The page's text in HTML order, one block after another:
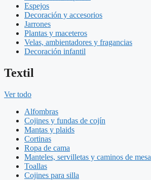
Espejos
Decoración y accesorios
Jarrones
Plantas y maceteros
Velas, ambientadores y fragancias
Decoración infantil
Textil
Ver todo
Alfombras
Cojines y fundas de cojín
Mantas y plaids
Cortinas
Ropa de cama
Manteles, servilletas y caminos de mesa
Toallas
Cojines para silla